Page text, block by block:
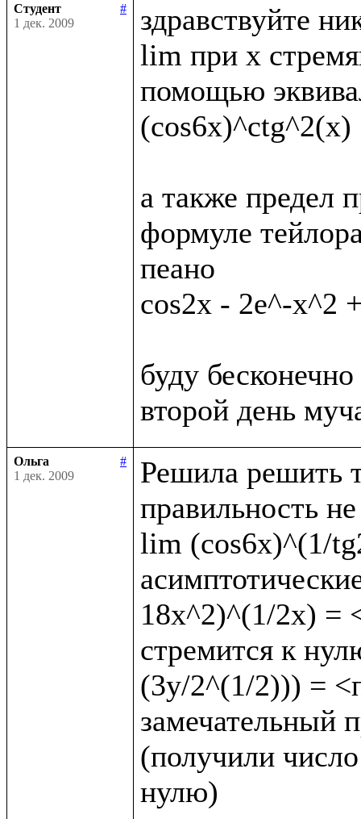
Студент
#
1 дек. 2009
здравствуйте
lim при x
помощью
(cos6x)^ctg^2(x)
а также предел
формуле
пеано
cos2x - 2e^-x^2
буду
Ольга
#
1 дек. 2009
Решила решить
правильность
lim (cos6x)^(1/
18x^2)^(1/2x) =
стремится к
(3y/2^(1/2))) =
замечательный
(получили